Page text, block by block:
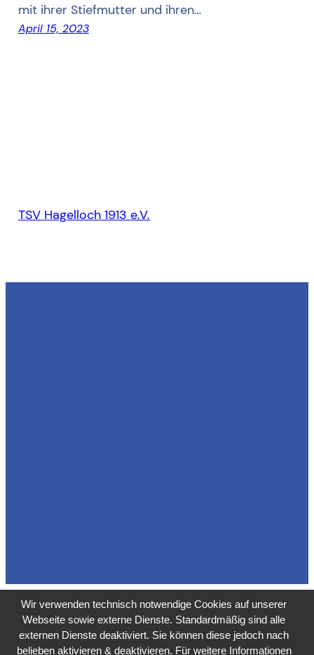
mit ihrer Stiefmutter und ihren…
April 15, 2023
TSV Hagelloch 1913 e.V.
Wir verwenden technisch notwendige Cookies auf unserer
Webseite sowie externe Dienste. Standardmäßig sind alle
externen Dienste deaktiviert. Sie können diese jedoch nach
belieben aktivieren & deaktivieren. Für weitere Informationen